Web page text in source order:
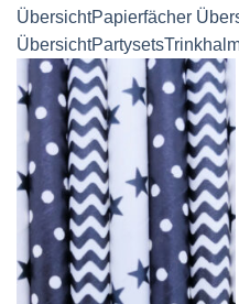
ÜbersichtPapierfächer
ÜbersichtPartysets